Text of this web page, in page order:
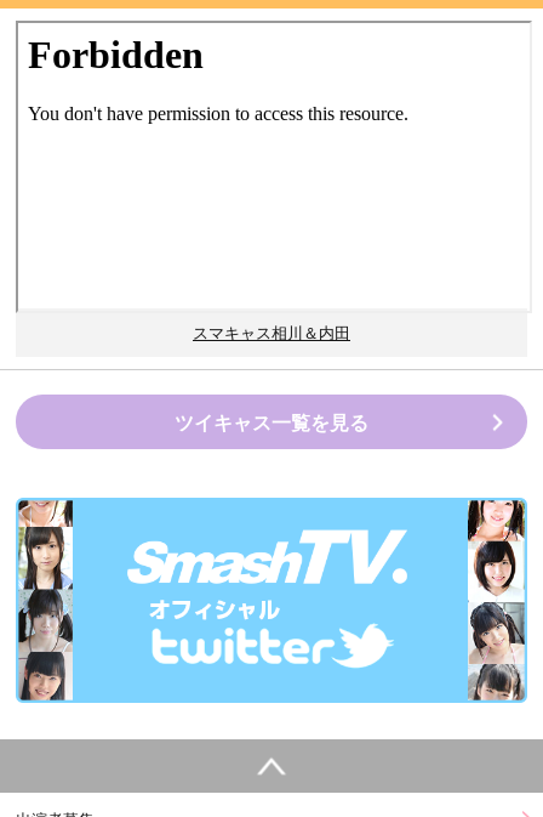
スマキャス相川＆内田
ツイキャス一覧を見る